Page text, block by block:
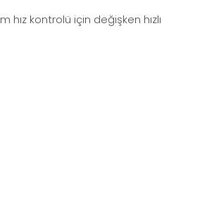
kontrolü için değişken hızlı